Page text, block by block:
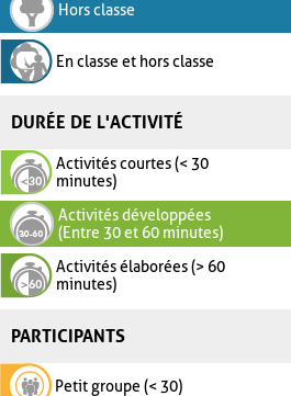
Hors classe
En classe et hors classe
DURÉE DE L'ACTIVITÉ
Activités courtes (< 30
minutes)
Activités développées
(Entre 30 et 60 minutes)
Activités élaborées (> 60
minutes)
PARTICIPANTS
Petit groupe (< 30)